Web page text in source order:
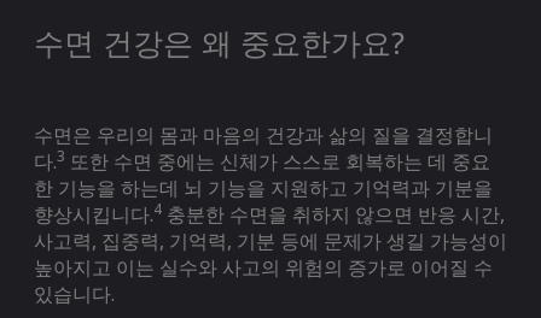
수면 건강은 왜 중요한가요?
수면은 우리의 몸과 마음의 건강과 삶의 질을 결정합니
다.3 또한 수면 중에는 신체가 스스로 회복하는 데 중요
한 기능을 하는데 뇌 기능을 지원하고 기억력과 기분을
향상시킵니다.4 충분한 수면을 취하지 않으면 반응 시간,
사고력, 집중력, 기억력, 기분 등에 문제가 생길 가능성이
높아지고 이는 실수와 사고의 위험의 증가로 이어질 수
있습니다.